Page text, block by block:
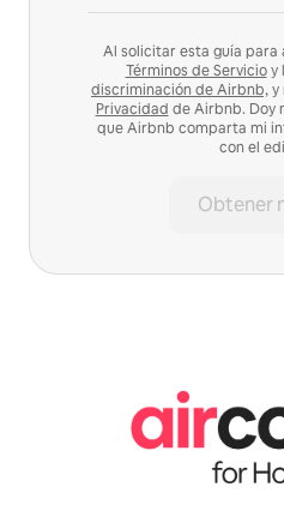
Al solicitar esta guía para
Términos de Servicioy
discriminación de Airbnb,y
Privacidad de Airbnb. Doy
que Airbnb comparta mi
con el
Obtener